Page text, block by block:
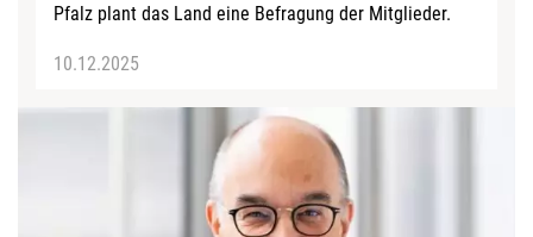
Pfalz plant das Land eine Befragung der Mitglieder.
10.12.2025